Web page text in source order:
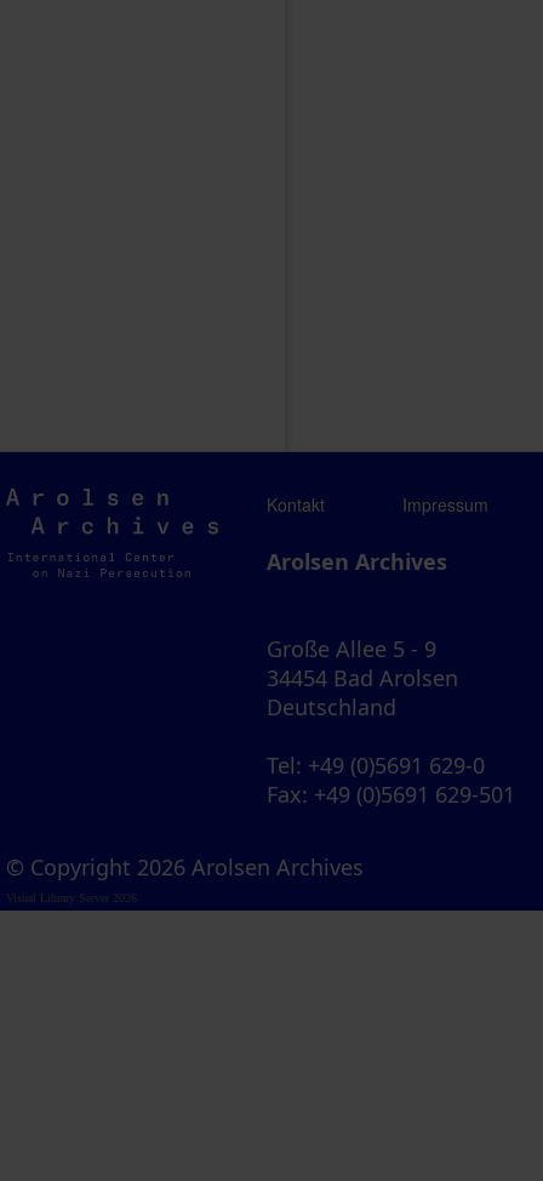
Arolsen
Archives
Kontakt Impressum
Arolsen Archives
Große Allee 5 - 9
34454 Bad Arolsen
Deutschland
Tel: +49 (0)5691 629-0
Fax: +49 (0)5691 629-501
© Copyright 2026 Arolsen Archives
Visual Library Server 2026